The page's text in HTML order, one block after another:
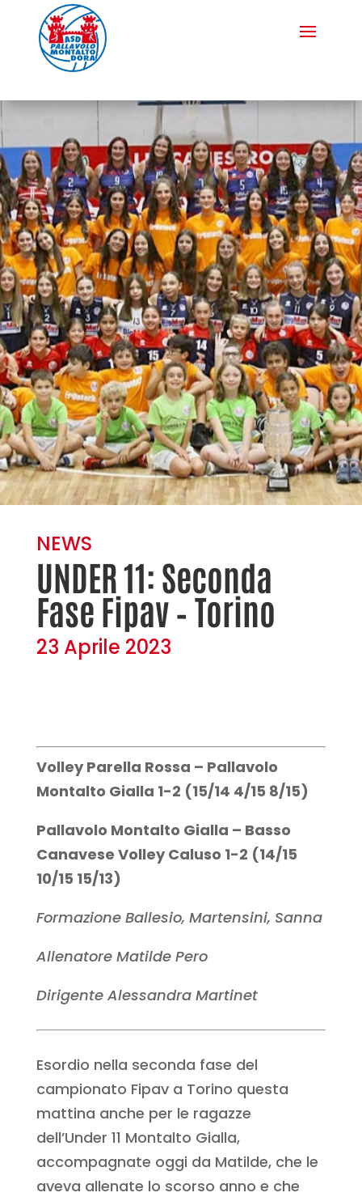
NEWS
UNDER 11: Seconda
Fase Fipav – Torino
23 Aprile 2023
Volley Parella Rossa – Pallavolo
Montalto Gialla 1-2 (15/14 4/15 8/15)
Pallavolo Montalto Gialla – Basso
Canavese Volley Caluso 1-2 (14/15
10/15 15/13)
Formazione Ballesio, Martensini, Sanna
Allenatore Matilde Pero
Dirigente Alessandra Martinet
Esordio nella seconda fase del
campionato Fipav a Torino questa
mattina anche per le ragazze
dell’Under 11 Montalto Gialla,
accompagnate oggi da Matilde, che le
aveva allenate lo scorso anno e che